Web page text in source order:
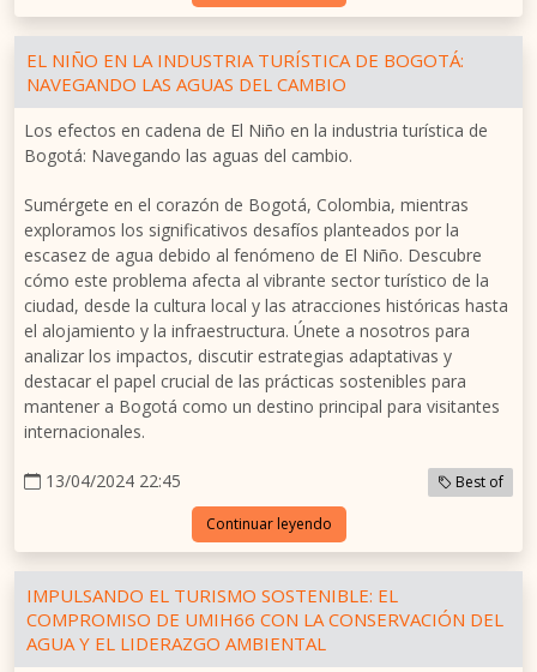
EL NIÑO EN LA INDUSTRIA TURÍSTICA DE BOGOTÁ:
NAVEGANDO LAS AGUAS DEL CAMBIO
Los efectos en cadena de El Niño en la industria turística de
Bogotá: Navegando las aguas del cambio.
Sumérgete en el corazón de Bogotá, Colombia, mientras
exploramos los significativos desafíos planteados por la
escasez de agua debido al fenómeno de El Niño. Descubre
cómo este problema afecta al vibrante sector turístico de la
ciudad, desde la cultura local y las atracciones históricas hasta
el alojamiento y la infraestructura. Únete a nosotros para
analizar los impactos, discutir estrategias adaptativas y
destacar el papel crucial de las prácticas sostenibles para
mantener a Bogotá como un destino principal para visitantes
internacionales.
13/04/2024 22:45 Best of
Continuar leyendo
IMPULSANDO EL TURISMO SOSTENIBLE: EL
COMPROMISO DE UMIH66 CON LA CONSERVACIÓN DEL
AGUA Y EL LIDERAZGO AMBIENTAL